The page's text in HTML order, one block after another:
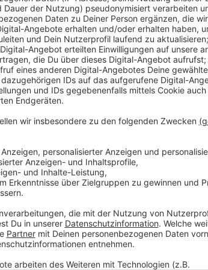
Der Verein selbst gibt an, die Tickets seien
nach der herausragenden letzten Saison sind
Preiserhöhung. Außerdem werden Sportevents
teurer, weil die Ausgaben steigen und die
Zahlen der Landesstatistiker.
Mehr Meldungen aus Leverkusen
Anzeige
Höhere Parkgebühren für SUVs in Leverkusen?
Aktueller Zensus: Leverkusen hat immer mehr
Rekordhoch: Leverkusen hat volle